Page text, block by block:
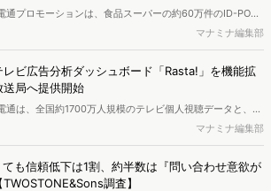
通プロモーションは、食品スーパーの約60万件のID-POS
活者の定性データをAIで分析し、購買行動の特徴に基づい
ッパークラスターを特定しました。これにより購買時点
活者の意識や行動背景の把握が可能となり、リテールプロ
におけるプランニングの高速化と高精度化を実現できると
マナミナ編集部
レビ広告分析ダッシュボード「Rasta!」を機能拡
送局へ提供開始
通は、全国約1700万人規模のテレビ個人視聴データと、独
生活者意識調査データを掛け合わせて、テレビ広告のデー
告効果の分析ができるダッシュボード「Rasta!
Analysis System of TV Audience：ラスタ）」の機能
放送局への提供を開始したことを発表しました。
マナミナ編集部
も信頼低下は1割、約半数は『問い合わせ意欲が
調査】